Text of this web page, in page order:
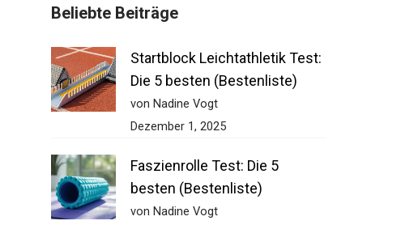
Beliebte Beiträge
Startblock Leichtathletik Test:
Die 5 besten (Bestenliste)
von Nadine Vogt
Dezember 1, 2025
Faszienrolle Test: Die 5
besten (Bestenliste)
von Nadine Vogt